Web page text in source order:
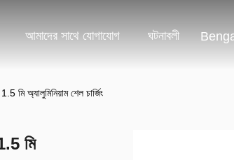
আমাদের সাথে যোগাযোগ ঘটনাবলী
মি অ্যালুমিনিয়াম শেল চার্জিং
মি